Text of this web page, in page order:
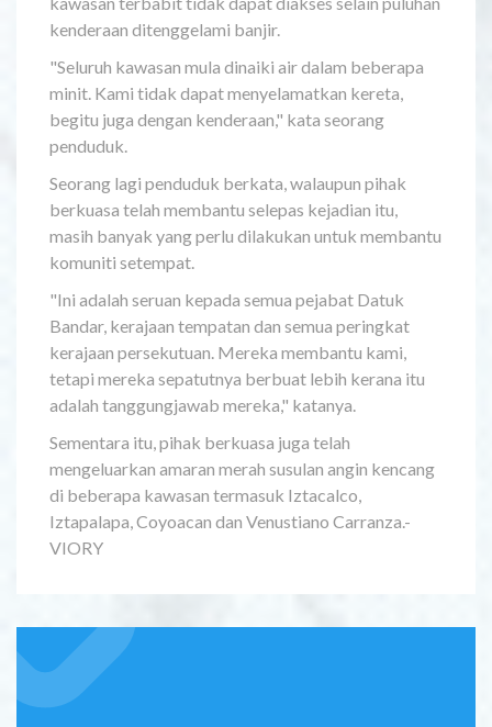
kenderaan ditenggelami banjir.
"Seluruh kawasan mula dinaiki air dalam beberapa
minit. Kami tidak dapat menyelamatkan kereta,
begitu juga dengan kenderaan," kata seorang
penduduk.
Seorang lagi penduduk berkata, walaupun pihak
berkuasa telah membantu selepas kejadian itu,
masih banyak yang perlu dilakukan untuk membantu
komuniti setempat.
"Ini adalah seruan kepada semua pejabat Datuk
Bandar, kerajaan tempatan dan semua peringkat
kerajaan persekutuan. Mereka membantu kami,
tetapi mereka sepatutnya berbuat lebih kerana itu
adalah tanggungjawab mereka," katanya.
Sementara itu, pihak berkuasa juga telah
mengeluarkan amaran merah susulan angin kencang
di beberapa kawasan termasuk Iztacalco,
Iztapalapa, Coyoacan dan Venustiano Carranza.-
VIORY